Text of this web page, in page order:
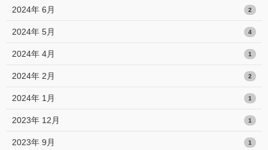
2024年 6月 2
2024年 5月 4
2024年 4月 1
2024年 2月 2
2024年 1月 1
2023年 12月 1
2023年 9月 1